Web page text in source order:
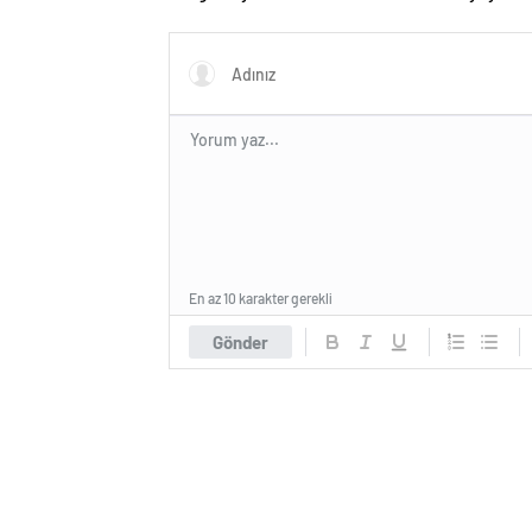
Gönder
En az 10 karakter gerekli